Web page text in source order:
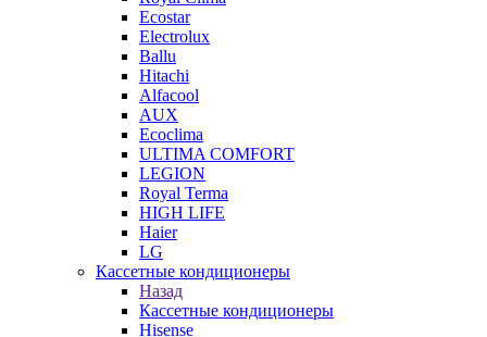
Ecostar
Electrolux
Ballu
Hitachi
Alfacool
AUX
Ecoclima
ULTIMA COMFORT
LEGION
Royal Terma
HIGH LIFE
Haier
LG
Кассетные кондиционеры
Назад
Кассетные кондиционеры
Hisense